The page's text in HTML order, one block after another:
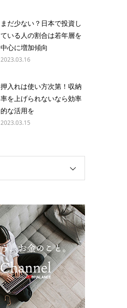
まだ少ない？日本で投資し
ている人の割合は若年層を
中心に増加傾向
2023.03.16
押入れは使い方次第！収納
率を上げられないなら効率
的な活用を
2023.03.15